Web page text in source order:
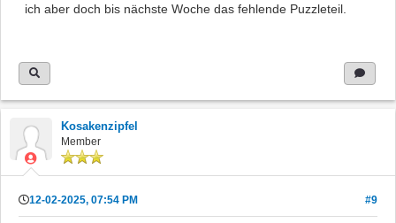
ich aber doch bis nächste Woche das fehlende Puzzleteil.
Kosakenzipfel
Member
12-02-2025, 07:54 PM #9